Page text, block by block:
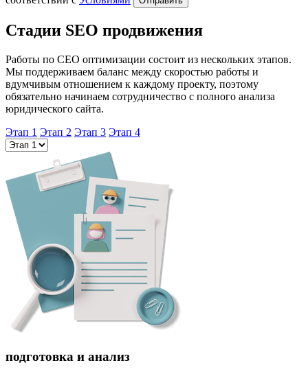
Стадии SEO продвижения
Работы по СЕО оптимизации состоит из нескольких этапов.
Мы поддерживаем баланс между скоростью работы и
вдумчивым отношением к каждому проекту, поэтому
обязательно начинаем сотрудничество с полного анализа
юридического сайта.
Этап 1 Этап 2 Этап 3 Этап 4
подготовка и анализ